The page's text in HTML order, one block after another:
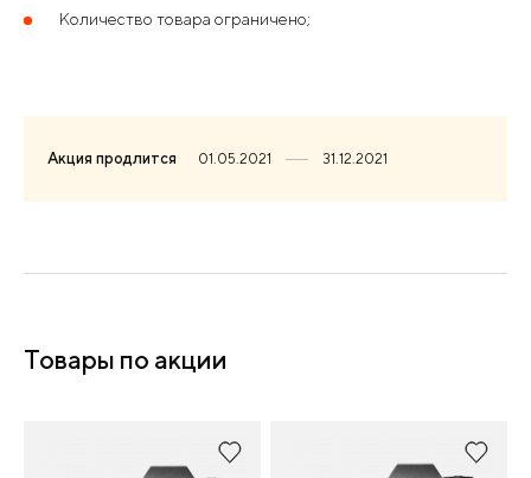
Количество товара ограничено;
Акция продлится 01.05.2021 31.12.2021
Товары по акции